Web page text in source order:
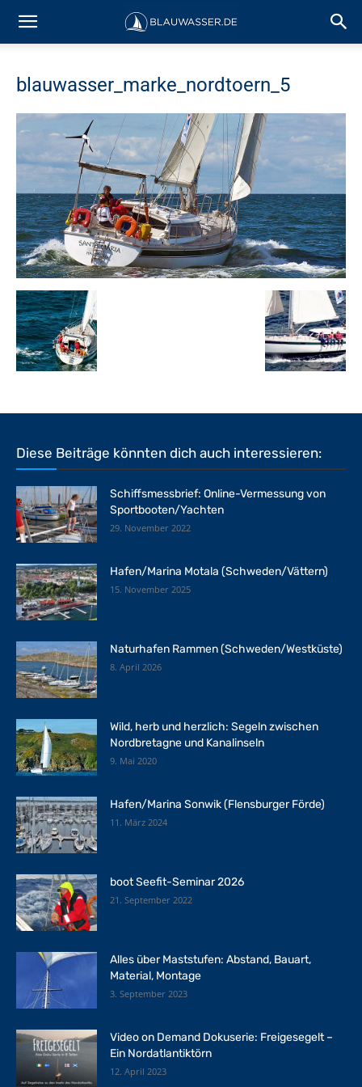
blauwasser_marke_nordtoern_5
Diese Beiträge könnten dich auch interessieren:
Schiffsmessbrief: Online-Vermessung von
Sportbooten/Yachten
29. November 2022
Hafen/Marina Motala (Schweden/Vättern)
15. November 2025
Naturhafen Rammen (Schweden/Westküste)
8. April 2026
Wild, herb und herzlich: Segeln zwischen
Nordbretagne und Kanalinseln
9. Mai 2020
Hafen/Marina Sonwik (Flensburger Förde)
11. März 2024
boot Seefit-Seminar 2026
21. September 2022
Alles über Maststufen: Abstand, Bauart,
Material, Montage
3. September 2023
Video on Demand Dokuserie: Freigesegelt –
Ein Nordatlantiktörn
12. April 2023